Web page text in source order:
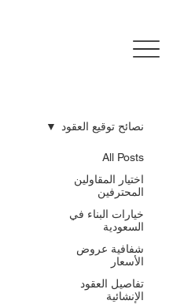
All Posts
اختيار المقاولين
المحترفين
خيارات البناء في
السعودية
شفافية عروض
الأسعار
تفاصيل العقود
الإنشائية
نصائح توقيع العقود